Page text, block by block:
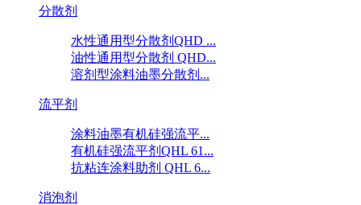
分散剂
水性通用型分散剂QHD ...
油性通用型分散剂 QHD...
溶剂型涂料油墨分散剂...
流平剂
涂料油墨有机硅强流平...
有机硅强流平剂QHL 61...
抗粘连涂料助剂 QHL 6...
消泡剂